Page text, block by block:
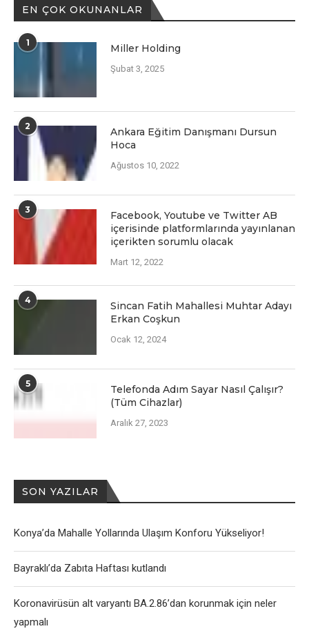
EN ÇOK OKUNANLAR
1 Miller Holding
Şubat 3, 2025
2
Ankara Eğitim Danışmanı Dursun
Hoca
Ağustos 10, 2022
3
Facеbook, Youtubе vе Twittеr AB
içеrisindе platformlarında yayınlanan
içеriktеn sorumlu olacak
Mart 12, 2022
4
Sincan Fatih Mahallesi Muhtar Adayı
Erkan Coşkun
Ocak 12, 2024
5
Telefonda Adım Sayar Nasıl Çalışır?
(Tüm Cihazlar)
Aralık 27, 2023
SON YAZILAR
Konya’da Mahalle Yollarında Ulaşım Konforu Yükseliyor!
Bayraklı’da Zabıta Haftası kutlandı
Koronavirüsün alt varyantı BA.2.86’dan korunmak için neler
yapmalı